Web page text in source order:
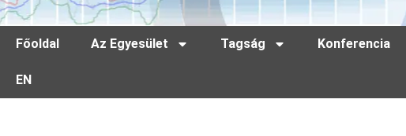
Főoldal Az Egyesület Tagság Konferencia
EN